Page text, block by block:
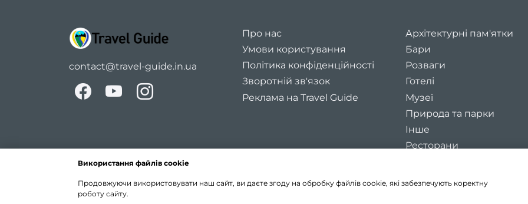
Використання файлів cookie
Продовжуючи використовувати наш сайт, ви даєте згоду на обробку файлів cookie, які забезпечують коректну
роботу сайту.
contact@travel-guide.in.ua
Про нас
Умови користування
Політика конфіденційності
Зворотній зв'язок
Реклама на Travel Guide
Архітектурні пам'ятки
Бари
Розваги
Готелі
Музеї
Природа та парки
Інше
Ресторани